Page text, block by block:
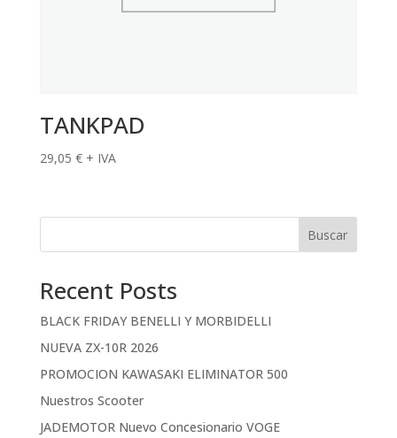
TANKPAD
29,05 € + IVA
Buscar
Recent Posts
BLACK FRIDAY BENELLI Y MORBIDELLI
NUEVA ZX-10R 2026
PROMOCION KAWASAKI ELIMINATOR 500
Nuestros Scooter
JADEMOTOR Nuevo Concesionario VOGE